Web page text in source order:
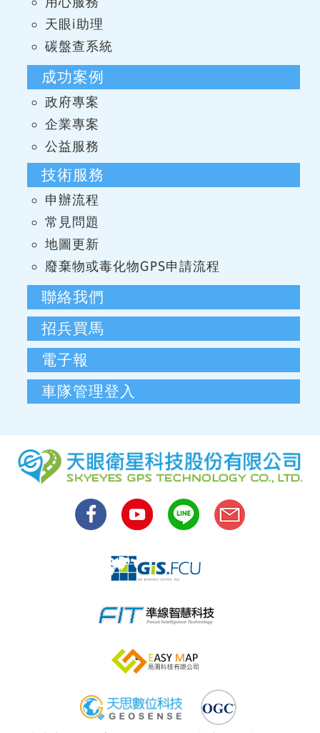
天眼i助理
碳盤查系統
成功案例
政府專案
企業專案
公益服務
技術服務
申辦流程
常見問題
地圖更新
廢棄物或毒化物GPS申請流程
聯絡我們
招兵買馬
電子報
車隊管理登入